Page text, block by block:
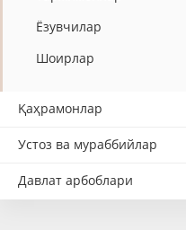
Ёзувчилар
Шоирлар
Қаҳрамонлар
Устоз ва мураббийлар
Давлат арбоблари